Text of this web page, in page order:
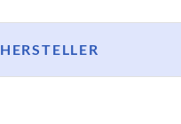
HERSTELLER